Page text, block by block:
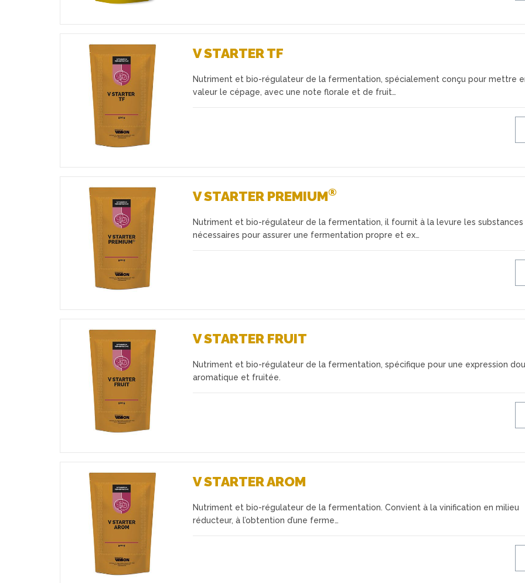
Favoris
V STARTER TF
Nutriment et bio-régulateur de la fermentation, spécialement conçu pour mettre
valeur le cépage, avec une note florale et de fruit…
Favoris
V STARTER PREMIUM®
Nutriment et bio-régulateur de la fermentation, il fournit à la levure les substances
nécessaires pour assurer une fermentation propre et ex…
Favoris
V STARTER FRUIT
Nutriment et bio-régulateur de la fermentation, spécifique pour une expression
aromatique et fruitée.
Favoris
V STARTER AROM
Nutriment et bio-régulateur de la fermentation. Convient à la vinification en milieu
réducteur, à l’obtention d’une ferme…